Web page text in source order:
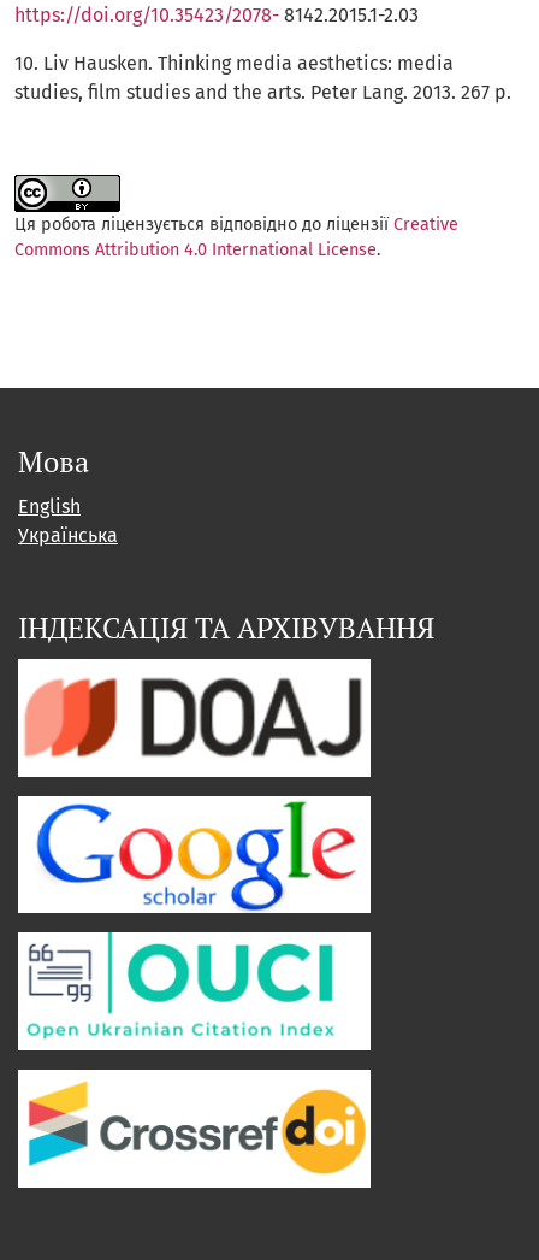
https://doi.org/10.35423/2078- 8142.2015.1-2.03
10. Liv Hausken. Thinking media aesthetics: media
studies, film studies and the arts. Peter Lang. 2013. 267 p.
Ця робота ліцензується відповідно до ліцензіїCreative
Commons Attribution 4.0 International License.
Мова
English
Українська
ІНДЕКСАЦІЯ ТА АРХІВУВАННЯ